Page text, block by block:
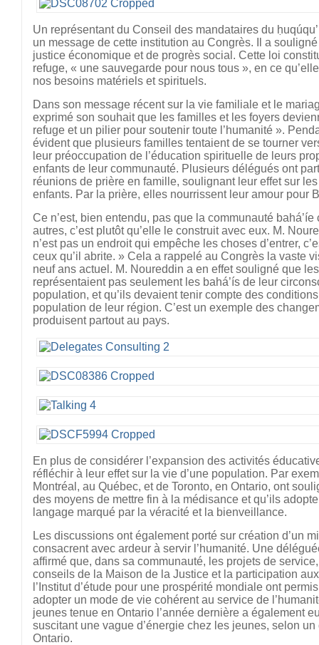
Un représentant du Conseil des mandataires du
un message de cette institution au Congrès. Il a
justice économique et de progrès social. Cette loi
refuge, « une sauvegarde pour nous tous », en ce
nos besoins matériels et spirituels.
Dans son message récent sur la vie familiale et le
exprimé son souhait que les familles et les foyers
refuge et un pilier pour soutenir toute l’humanité ».
évident que plusieurs familles tentaient de se tourner
leur préoccupation de l’éducation spirituelle de leurs
enfants de leur communauté. Plusieurs délégués ont
réunions de prière en famille, soulignant leur effet sur
enfants. Par la prière, elles nourrissent leur amour pour
Ce n’est, bien entendu, pas que la communauté
autres, c’est plutôt qu’elle le construit avec eux. M.
n’est pas un endroit qui empêche les choses d’entrer,
ceux qu’il abrite. » Cela a rappelé au Congrès la vaste
neuf ans actuel. M. Noureddin a en effet souligné que
représentaient pas seulement les bahá’ís de leur
population, et qu’ils devaient tenir compte des
population de leur région. C’est un exemple des
produisent partout au pays.
En plus de considérer l’expansion des activités
réfléchir à leur effet sur la vie d’une population. Par
Montréal, au Québec, et de Toronto, en Ontario, ont
des moyens de mettre fin à la médisance et qu’ils
langage marqué par la véracité et la bienveillance.
Les discussions ont également porté sur création d’un
consacrent avec ardeur à servir l’humanité. Une
affirmé que, dans sa communauté, les projets de
conseils de la Maison de la Justice et la participation
l’Institut d’étude pour une prospérité mondiale ont
adopter un mode de vie cohérent au service de
jeunes tenue en Ontario l’année dernière a également
suscitant une vague d’énergie chez les jeunes, selon
Ontario.